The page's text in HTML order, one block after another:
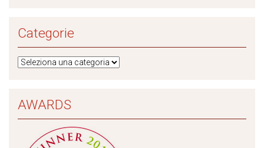
Categorie
AWARDS